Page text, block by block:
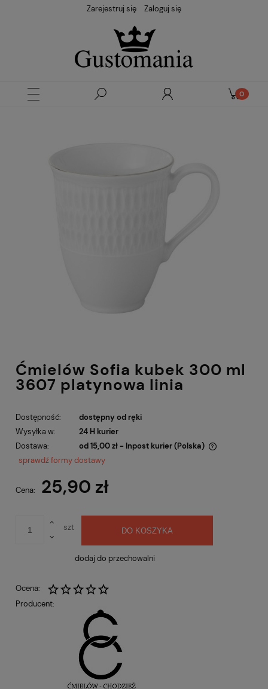
Zarejestruj się Zaloguj się
Ćmielów Sofia kubek 300 ml
3607 platynowa linia
Dostępność:
dostępny od ręki
Wysyłka w:
24 H kurier
Dostawa:
od 15,00 zł - Inpost kurier (Polska)
Cena nie zawiera ewentualnych kosztów płatności
sprawdź formy dostawy
Cena: 25,90 zł
szt DO KOSZYKA
dodaj do przechowalni
Ocena:
Producent: